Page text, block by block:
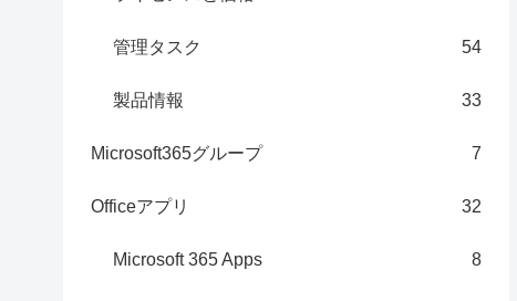
管理タスク 54
製品情報 33
Microsoft365グループ 7
Officeアプリ 32
Microsoft 365 Apps 8